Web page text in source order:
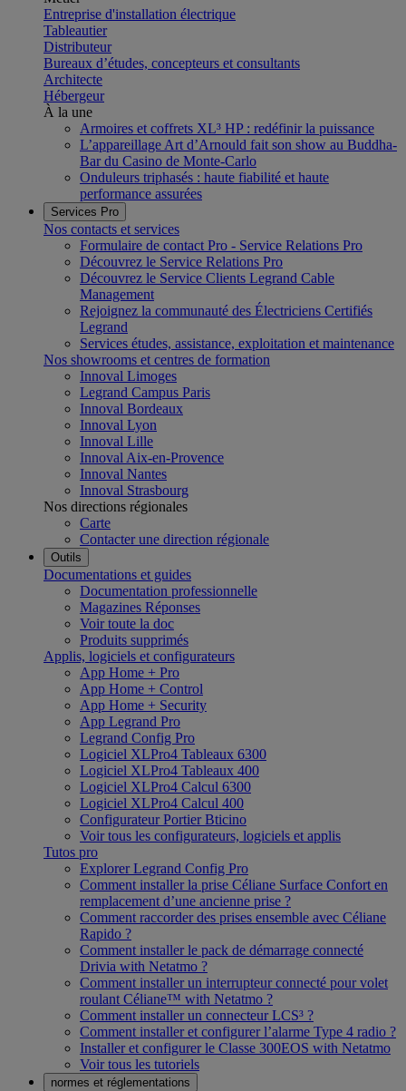
Entreprise d'installation électrique
Tableautier
Distributeur
Bureaux d’études, concepteurs et consultants
Architecte
Hébergeur
À la une
Armoires et coffrets XL³ HP : redéfinir la puissance
L’appareillage Art d’Arnould fait son show au Buddha-
Bar du Casino de Monte-Carlo
Onduleurs triphasés : haute fiabilité et haute
performance assurées
Services Pro
Nos contacts et services
Formulaire de contact Pro - Service Relations Pro
Découvrez le Service Relations Pro
Découvrez le Service Clients Legrand Cable
Management
Rejoignez la communauté des Électriciens Certifiés
Legrand
Services études, assistance, exploitation et maintenance
Nos showrooms et centres de formation
Innoval Limoges
Legrand Campus Paris
Innoval Bordeaux
Innoval Lyon
Innoval Lille
Innoval Aix-en-Provence
Innoval Nantes
Innoval Strasbourg
Nos directions régionales
Carte
Contacter une direction régionale
Outils
Documentations et guides
Documentation professionnelle
Magazines Réponses
Voir toute la doc
Produits supprimés
Applis, logiciels et configurateurs
App Home + Pro
App Home + Control
App Home + Security
App Legrand Pro
Legrand Config Pro
Logiciel XLPro4 Tableaux 6300
Logiciel XLPro4 Tableaux 400
Logiciel XLPro4 Calcul 6300
Logiciel XLPro4 Calcul 400
Configurateur Portier Bticino
Voir tous les configurateurs, logiciels et applis
Tutos pro
Explorer Legrand Config Pro
Comment installer la prise Céliane Surface Confort en
remplacement d’une ancienne prise ?
Comment raccorder des prises ensemble avec Céliane
Rapido ?
Comment installer le pack de démarrage connecté
Drivia with Netatmo ?
Comment installer un interrupteur connecté pour volet
roulant Céliane™ with Netatmo ?
Comment installer un connecteur LCS³ ?
Comment installer et configurer l’alarme Type 4 radio ?
Installer et configurer le Classe 300EOS with Netatmo
Voir tous les tutoriels
normes et réglementations